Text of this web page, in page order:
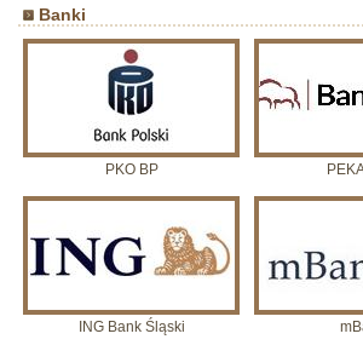
Banki
PKO BP
ING Bank Śląski